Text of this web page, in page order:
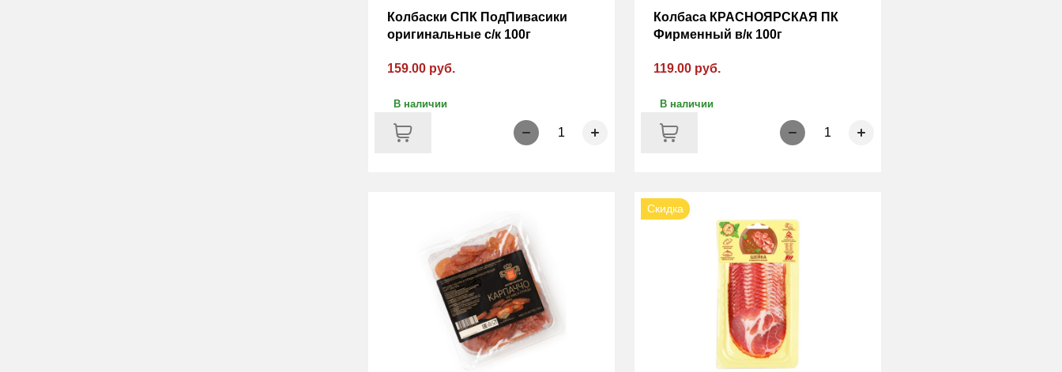
Колбаски СПК ПодПивасики
оригинальные с/к 100г
159.00 руб.
В наличии
1
Колбаса КРАСНОЯРСКАЯ ПК
Фирменный в/к 100г
119.00 руб.
В наличии
1
Скидка